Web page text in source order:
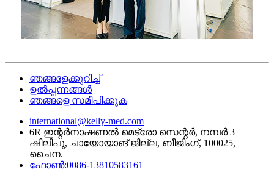
ഞങ്ങളേക്കുറിച്ച്
ഉൽപ്പന്നങ്ങൾ
ഞങ്ങളെ സമീപിക്കുക
international@kelly-med.com
6R ഇന്റർനാഷണൽ മെട്രോ സെന്റർ, നമ്പർ 3
ഷിലിപു, ചായോയാങ് ജില്ല, ബീജിംഗ്, 100025,
ചൈന.
ഫോൺ:0086-13810583161